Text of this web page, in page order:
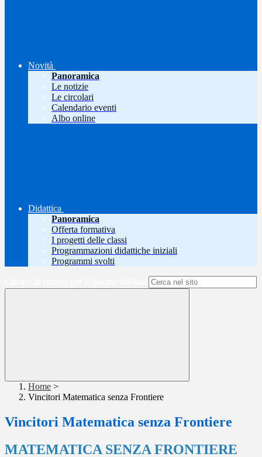
Novità
Panoramica
Le notizie
Le circolari
Calendario eventi
Albo online
Didattica
Panoramica
Offerta formativa
I progetti delle classi
Programmazioni didattiche iniziali
Programmi svolti
Home >
Vincitori Matematica senza Frontiere
Vincitori Matematica senza Frontiere
MATEMATICA SENZA FRONTIERE